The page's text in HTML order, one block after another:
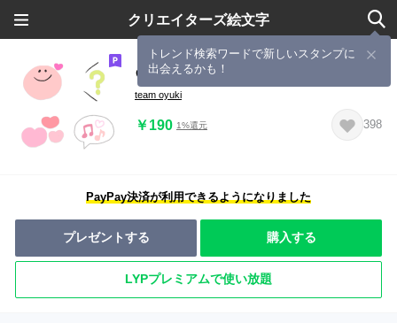
クリエイターズ絵文字
トレンド検索ワードで新しいスタンプに
出会えるかも！
♡パステル×大人可愛い絵文字♡
team oyuki
￥190 1%還元 398
PayPay決済が利用できるようになりました
プレゼントする 購入する
LYPプレミアムで使い放題